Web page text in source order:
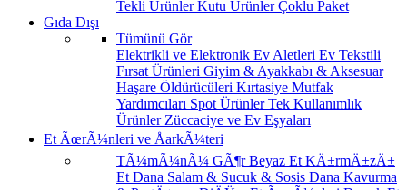
Tekli ÜrünlerKutu ÜrünlerÇoklu Paket
Gıda Dışı
Tümünü Gör
Elektrikli ve Elektronik Ev Aletleri Ev Tekstili
Fırsat Ürünleri Giyim & Ayakkabı & Aksesuar
Haşare Öldürücüleri Kırtasiye Mutfak
Yardımcıları Spot ÜrünlerTek Kullanımlık
Ürünler Züccaciye ve Ev Eşyaları
Et ÃœrÃ¼nleri ve ÅarkÃ¼teri
TÃ¼mÃ¼nÃ¼ GÃ¶rBeyaz Et KÄ±rmÄ±zÄ±
Et Dana Salam & Sucuk & Sosis Dana Kavurma